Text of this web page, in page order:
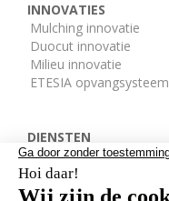
INNOVATIES
Mulching innovatie
Duocut innovatie
Milieu innovatie
ETESIA opvangsysteem
DIENSTEN
De ETESIA afdelingen
Onderdelen
Gratis demo